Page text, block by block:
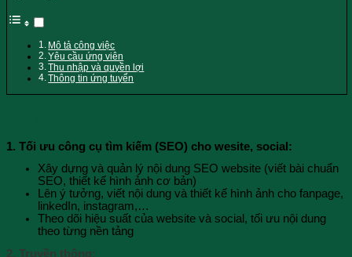
Mô tả công việc
Yêu cầu ứng viên
Thu nhập và quyền lợi
Thông tin ứng tuyển
1. Tối ưu công cụ tìm kiếm (SEO) cho wesite, social:
Xây dựng và quản lý nội dung SEO website (viết bài chuẩn
SEO, thiết kế hình ảnh cơ bản)
Lên ý tưởng, viết nội dung và thiết kế hình ảnh cho fanpage,
linkedIn, instagram,…
Theo dõi hiệu suất của website và social, tối ưu nội dung
theo từng nền tảng
2. Truyền thông: